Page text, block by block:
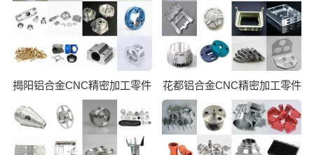
揭阳铝合金CNC精密加工零件 花都铝合金CNC精密加工零件